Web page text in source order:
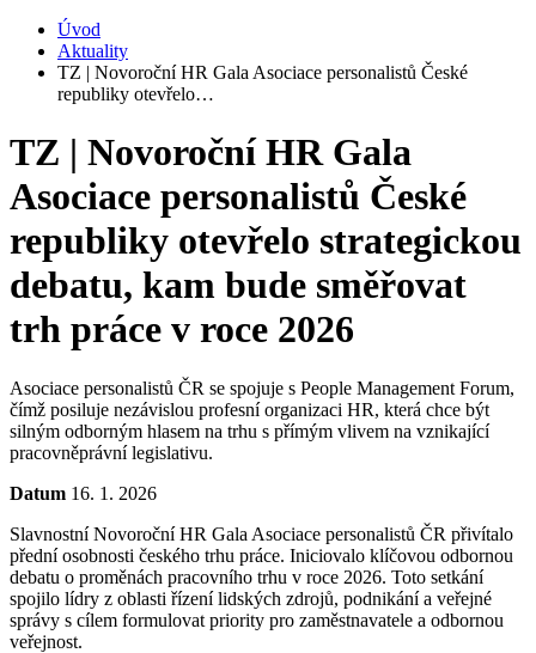
Úvod
Aktuality
TZ | Novoroční HR Gala Asociace personalistů České
republiky otevřelo…
TZ | Novoroční HR Gala
Asociace personalistů České
republiky otevřelo strategickou
debatu, kam bude směřovat
trh práce v roce 2026
Asociace personalistů ČR se spojuje s People Management Forum,
čímž posiluje nezávislou profesní organizaci HR, která chce být
silným odborným hlasem na trhu s přímým vlivem na vznikající
pracovněprávní legislativu.
Datum 16. 1. 2026
Slavnostní Novoroční HR Gala Asociace personalistů ČR přivítalo
přední osobnosti českého trhu práce. Iniciovalo klíčovou odbornou
debatu o proměnách pracovního trhu v roce 2026. Toto setkání
spojilo lídry z oblasti řízení lidských zdrojů, podnikání a veřejné
správy s cílem formulovat priority pro zaměstnavatele a odbornou
veřejnost.